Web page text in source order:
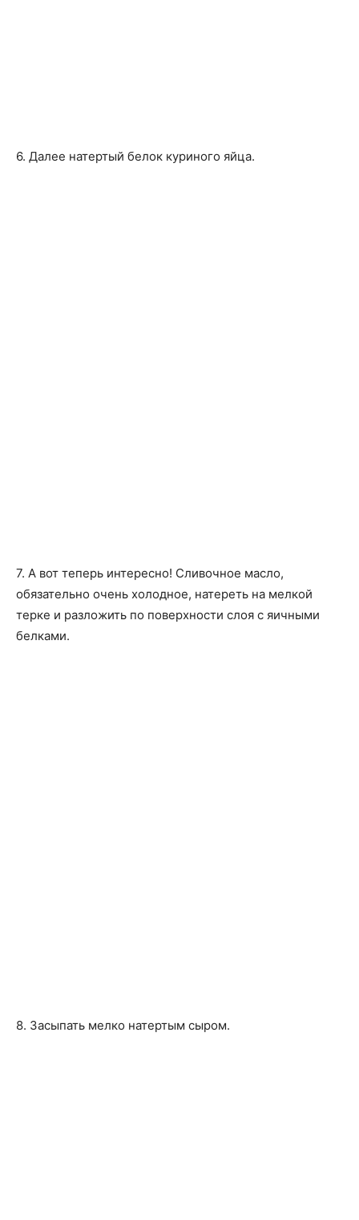
6. Далее натертый белок куриного яйца.
7. А вот теперь интересно! Сливочное масло,
обязательно очень холодное, натереть на мелкой
терке и разложить по поверхности слоя с яичными
белками.
8. Засыпать мелко натертым сыром.